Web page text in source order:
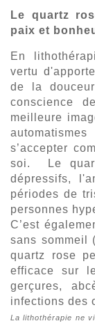
Le quartz
paix et
En
vertu
de la
conscience
meilleure
s’accepter
soi. Le
dépressifs,
périodes de
personnes
C’est
sans sommeil
quartz rose
efficace sur
gerçures,
infections des
La lithothérapie ne